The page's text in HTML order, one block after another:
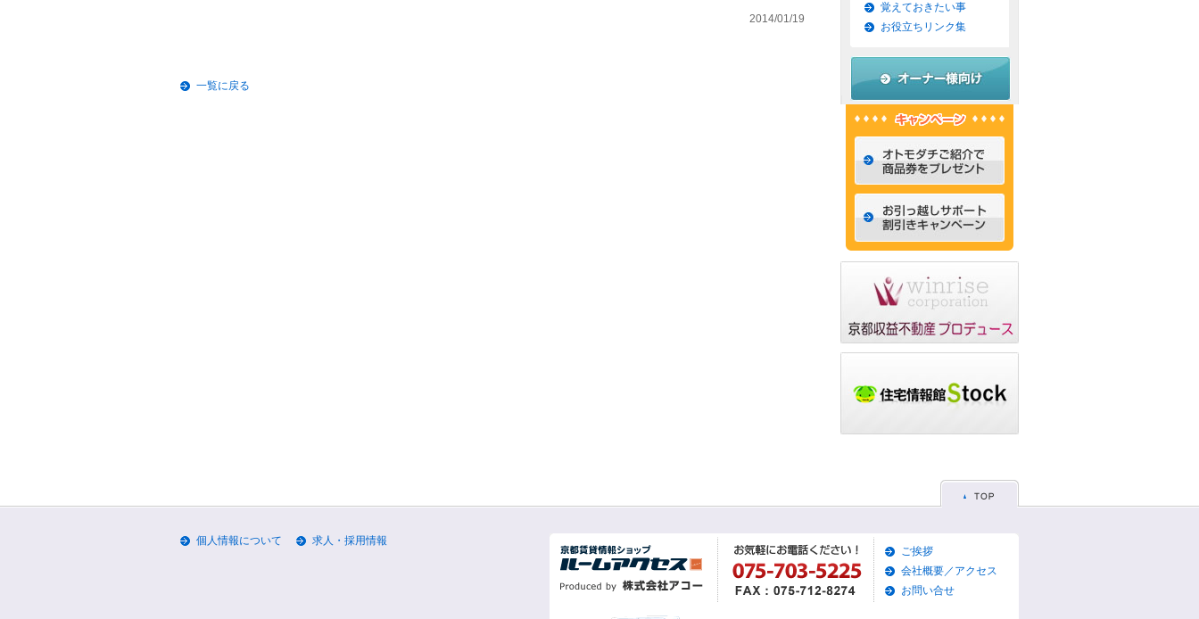
2014/01/19
一覧に戻る
☆京都市左京区賃貸お得
な1Ｋマンション☆
2015/06/02
☆京都市左京区賃貸お得
2015/05/31
な1ＬＤＫマンション☆
☆京都市左京区賃貸おし
ゃれなデザイナーズマン
ション☆
☆京都市左京区賃貸お得
な1ＬＤＫ物件☆
2015/05/28
☆京都市東山区賃貸お得
2015/05/26
な1Ｋマンション☆
物件☆
2015/05/19
☆京都市左京区賃貸築浅1
Ｋマンション☆
2015/05/17
覚えておきたい事
お役立ちリンク集
個人情報について
求人・採用情報
ご挨拶
会社概要／アクセス
お問い合せ